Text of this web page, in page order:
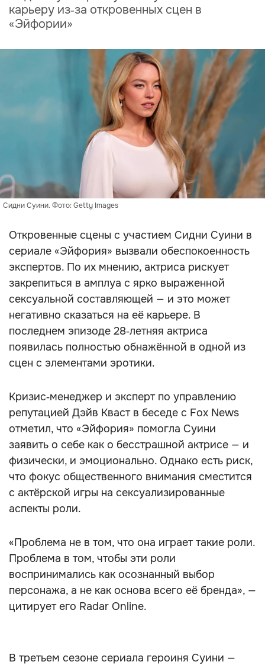
карьеру из‑за откровенных сцен в
«Эйфории»
Сидни Суини. Фото: Getty Images
Откровенные сцены с участием Сидни Суини в
сериале «Эйфория» вызвали обеспокоенность
экспертов. По их мнению, актриса рискует
закрепиться в амплуа с ярко выраженной
сексуальной составляющей — и это может
негативно сказаться на её карьере. В
последнем эпизоде 28‑летняя актриса
появилась полностью обнажённой в одной из
сцен с элементами эротики.
Кризис‑менеджер и эксперт по управлению
репутацией Дэйв Кваст в беседе с Fox News
отметил, что «Эйфория» помогла Суини
заявить о себе как о бесстрашной актрисе — и
физически, и эмоционально. Однако есть риск,
что фокус общественного внимания сместится
с актёрской игры на сексуализированные
аспекты роли.
«Проблема не в том, что она играет такие роли.
Проблема в том, чтобы эти роли
воспринимались как осознанный выбор
персонажа, а не как основа всего её бренда», —
цитирует его Radar Online.
В третьем сезоне сериала героиня Суини —